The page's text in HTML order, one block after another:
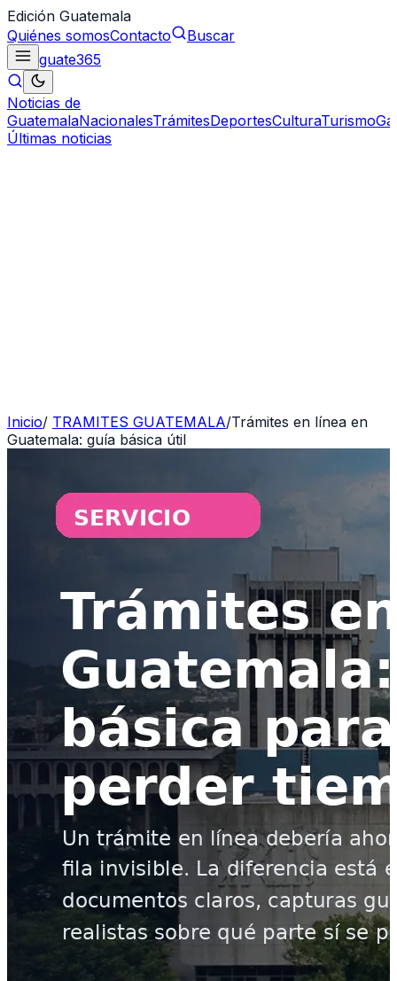
Edición Guatemala
Quiénes somosContacto
Buscar
guate365
Noticias de
GuatemalaNacionalesTrámitesDeportesCulturaTurismo
Últimas noticias
Inicio/ TRAMITES GUATEMALA/Trámites en línea en
Guatemala: guía básica útil